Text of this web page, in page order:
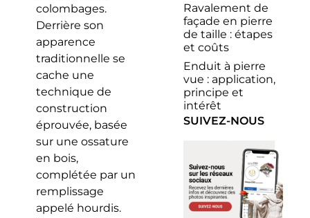
colombages.
Derrière son
apparence
traditionnelle se
cache une
technique de
construction
éprouvée, basée
sur une ossature
en bois,
complétée par un
remplissage
appelé hourdis.
Ravalement de
façade en pierre
de taille : étapes
et coûts
Enduit à pierre
vue : application,
principe et
intérêt
SUIVEZ-NOUS